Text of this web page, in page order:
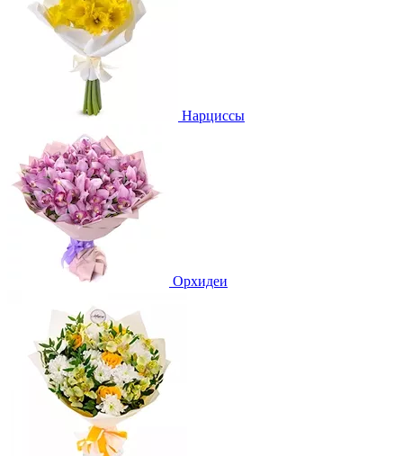
Нарциссы
Орхидеи